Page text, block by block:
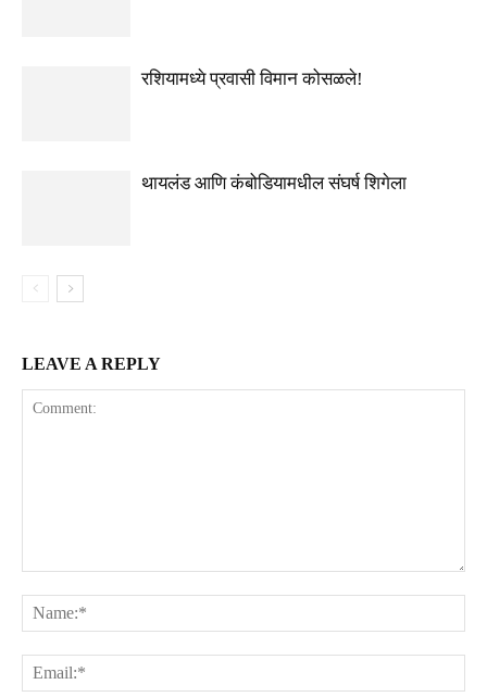
रशियामध्ये प्रवासी विमान कोसळले!
थायलंड आणि कंबोडियामधील संघर्ष शिगेला
LEAVE A REPLY